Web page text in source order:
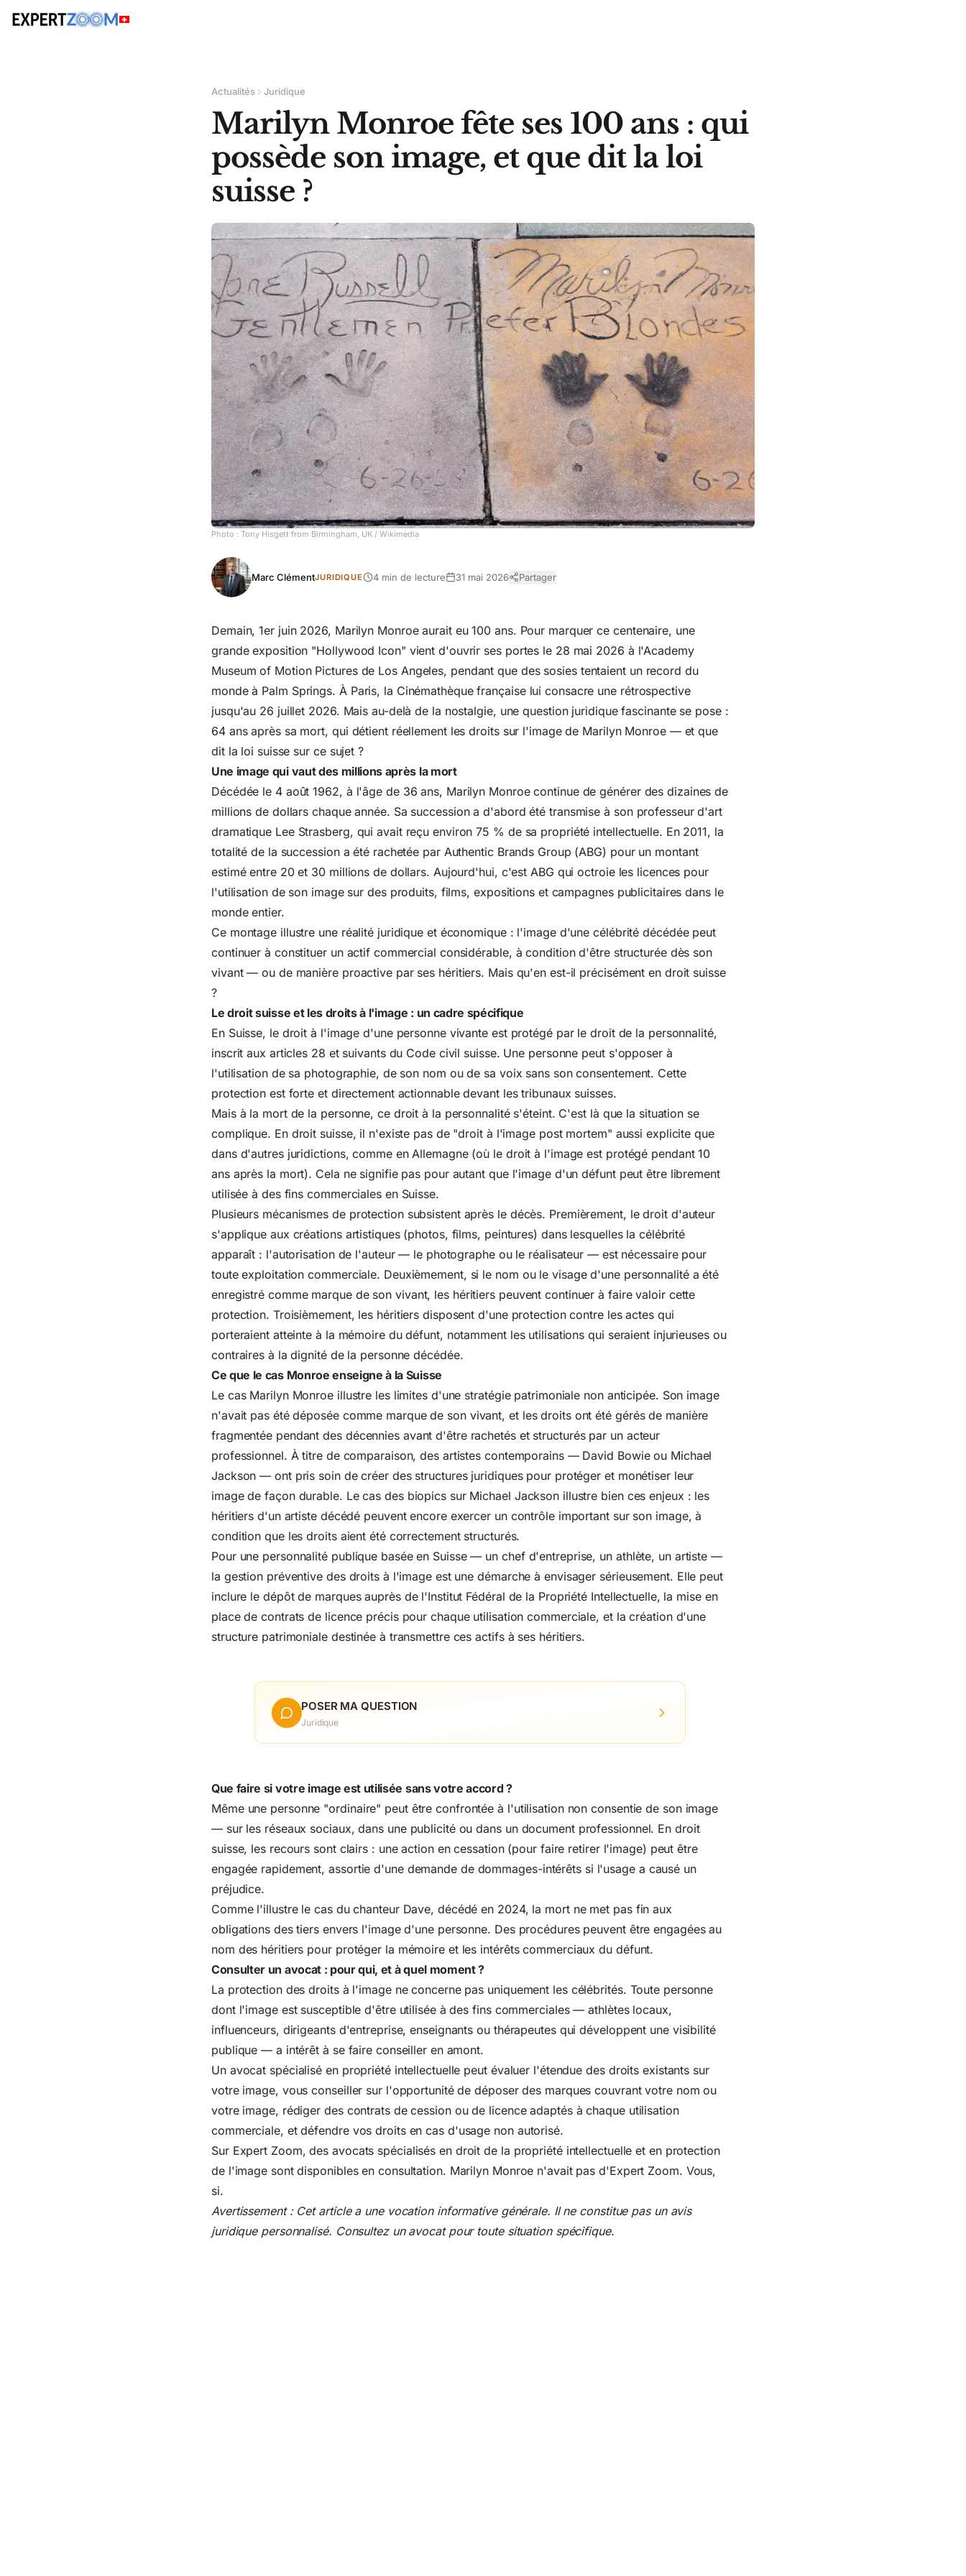
Actualités Juridique
Marilyn Monroe fête ses 100 ans : qui
possède son image, et que dit la loi
suisse ?
Photo : Tony Hisgett from Birmingham, UK / Wikimedia
Marc ClémentJURIDIQUE 4 min de lecture 31 mai 2026 Partager
Demain, 1er juin 2026, Marilyn Monroe aurait eu 100 ans. Pour marquer ce centenaire, une
grande exposition "Hollywood Icon" vient d'ouvrir ses portes le 28 mai 2026 à l'Academy
Museum of Motion Pictures de Los Angeles, pendant que des sosies tentaient un record du
monde à Palm Springs. À Paris, la Cinémathèque française lui consacre une rétrospective
jusqu'au 26 juillet 2026. Mais au-delà de la nostalgie, une question juridique fascinante se pose :
64 ans après sa mort, qui détient réellement les droits sur l'image de Marilyn Monroe — et que
dit la loi suisse sur ce sujet ?
Une image qui vaut des millions après la mort
Décédée le 4 août 1962, à l'âge de 36 ans, Marilyn Monroe continue de générer des dizaines de
millions de dollars chaque année. Sa succession a d'abord été transmise à son professeur d'art
dramatique Lee Strasberg, qui avait reçu environ 75 % de sa propriété intellectuelle. En 2011, la
totalité de la succession a été rachetée par Authentic Brands Group (ABG) pour un montant
estimé entre 20 et 30 millions de dollars. Aujourd'hui, c'est ABG qui octroie les licences pour
l'utilisation de son image sur des produits, films, expositions et campagnes publicitaires dans le
monde entier.
Ce montage illustre une réalité juridique et économique : l'image d'une célébrité décédée peut
continuer à constituer un actif commercial considérable, à condition d'être structurée dès son
vivant — ou de manière proactive par ses héritiers. Mais qu'en est-il précisément en droit suisse
?
Le droit suisse et les droits à l'image : un cadre spécifique
En Suisse, le droit à l'image d'une personne vivante est protégé par le droit de la personnalité,
inscrit aux articles 28 et suivants du Code civil suisse. Une personne peut s'opposer à
l'utilisation de sa photographie, de son nom ou de sa voix sans son consentement. Cette
protection est forte et directement actionnable devant les tribunaux suisses.
Mais à la mort de la personne, ce droit à la personnalité s'éteint. C'est là que la situation se
complique. En droit suisse, il n'existe pas de "droit à l'image post mortem" aussi explicite que
dans d'autres juridictions, comme en Allemagne (où le droit à l'image est protégé pendant 10
ans après la mort). Cela ne signifie pas pour autant que l'image d'un défunt peut être librement
utilisée à des fins commerciales en Suisse.
Plusieurs mécanismes de protection subsistent après le décès. Premièrement, le droit d'auteur
s'applique aux créations artistiques (photos, films, peintures) dans lesquelles la célébrité
apparaît : l'autorisation de l'auteur — le photographe ou le réalisateur — est nécessaire pour
toute exploitation commerciale. Deuxièmement, si le nom ou le visage d'une personnalité a été
enregistré comme marque de son vivant, les héritiers peuvent continuer à faire valoir cette
protection. Troisièmement, les héritiers disposent d'une protection contre les actes qui
porteraient atteinte à la mémoire du défunt, notamment les utilisations qui seraient injurieuses ou
contraires à la dignité de la personne décédée.
Ce que le cas Monroe enseigne à la Suisse
Le cas Marilyn Monroe illustre les limites d'une stratégie patrimoniale non anticipée. Son image
n'avait pas été déposée comme marque de son vivant, et les droits ont été gérés de manière
fragmentée pendant des décennies avant d'être rachetés et structurés par un acteur
professionnel. À titre de comparaison, des artistes contemporains — David Bowie ou Michael
Jackson — ont pris soin de créer des structures juridiques pour protéger et monétiser leur
image de façon durable. Le cas des biopics sur Michael Jackson illustre bien ces enjeux : les
héritiers d'un artiste décédé peuvent encore exercer un contrôle important sur son image, à
condition que les droits aient été correctement structurés.
Pour une personnalité publique basée en Suisse — un chef d'entreprise, un athlète, un artiste —
la gestion préventive des droits à l'image est une démarche à envisager sérieusement. Elle peut
inclure le dépôt de marques auprès de l'Institut Fédéral de la Propriété Intellectuelle, la mise en
place de contrats de licence précis pour chaque utilisation commerciale, et la création d'une
structure patrimoniale destinée à transmettre ces actifs à ses héritiers.
POSER MA QUESTION
Juridique
Que faire si votre image est utilisée sans votre accord ?
Même une personne "ordinaire" peut être confrontée à l'utilisation non consentie de son image
— sur les réseaux sociaux, dans une publicité ou dans un document professionnel. En droit
suisse, les recours sont clairs : une action en cessation (pour faire retirer l'image) peut être
engagée rapidement, assortie d'une demande de dommages-intérêts si l'usage a causé un
préjudice.
Comme l'illustre le cas du chanteur Dave, décédé en 2024, la mort ne met pas fin aux
obligations des tiers envers l'image d'une personne. Des procédures peuvent être engagées au
nom des héritiers pour protéger la mémoire et les intérêts commerciaux du défunt.
Consulter un avocat : pour qui, et à quel moment ?
La protection des droits à l'image ne concerne pas uniquement les célébrités. Toute personne
dont l'image est susceptible d'être utilisée à des fins commerciales — athlètes locaux,
influenceurs, dirigeants d'entreprise, enseignants ou thérapeutes qui développent une visibilité
publique — a intérêt à se faire conseiller en amont.
Un avocat spécialisé en propriété intellectuelle peut évaluer l'étendue des droits existants sur
votre image, vous conseiller sur l'opportunité de déposer des marques couvrant votre nom ou
votre image, rédiger des contrats de cession ou de licence adaptés à chaque utilisation
commerciale, et défendre vos droits en cas d'usage non autorisé.
Sur Expert Zoom, des avocats spécialisés en droit de la propriété intellectuelle et en protection
de l'image sont disponibles en consultation. Marilyn Monroe n'avait pas d'Expert Zoom. Vous,
si.
Avertissement : Cet article a une vocation informative générale. Il ne constitue pas un avis
juridique personnalisé. Consultez un avocat pour toute situation spécifique.